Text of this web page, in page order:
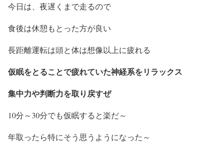
今日は、夜遅くまで走るので
食後は休憩もとった方が良い
長距離運転は頭と体は想像以上に疲れる
仮眠をとることで疲れていた神経系をリラックス
集中力や判断力を取り戻すぜ
10分～30分でも仮眠すると楽だ～
年取ったら特にそう思うようになった～